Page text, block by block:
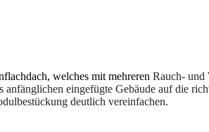
welches mit mehreren Rauch- und
eingefügte Gebäude auf die
deutlich vereinfachen.